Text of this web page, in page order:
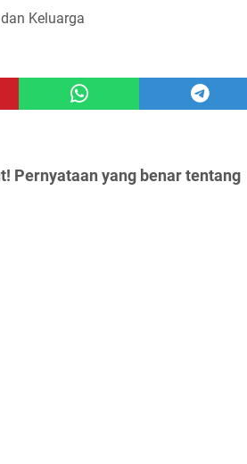
Keluarga
Pernyataan yang benar tentang